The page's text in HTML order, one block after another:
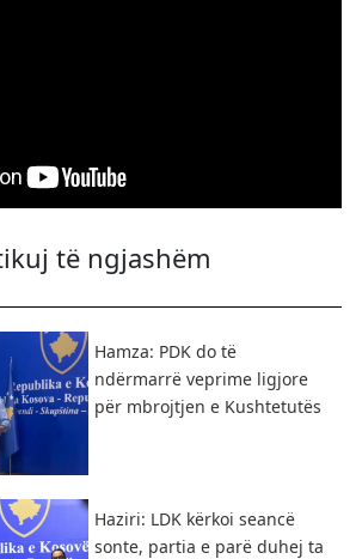
të ngjashëm
Hamza: PDK do të
ndërmarrë veprime ligjore
për mbrojtjen e Kushtetutës
Haziri: LDK kërkoi seancë
sonte, partia e parë duhej ta